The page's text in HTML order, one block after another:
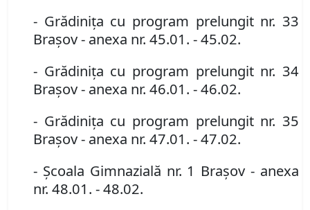
- Grădiniţa cu program prelungit nr. 33
Braşov- anexa nr. 45.01. - 45.02.
- Grădiniţa cu program prelungit nr. 34
Braşov- anexa nr. 46.01. - 46.02.
- Grădiniţa cu program prelungit nr. 35
Braşov- anexa nr. 47.01. - 47.02.
- Şcoala Gimnazială nr. 1 Braşov - anexa
nr. 48.01. - 48.02.